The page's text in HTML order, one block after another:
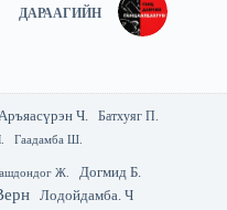
ДАРААГИЙН
Аръяасүрэн Ч. Батхуяг П.
Гаадамба Ш.
Ж.
Догмид Б.
Лодойдамба. Ч